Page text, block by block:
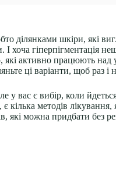
ділянками шкіри, які
хоча гіперпігментація
які активно працюють
ці варіанти, щоб раз і
у вас є вибір, коли
кілька методів
які можна придбати без